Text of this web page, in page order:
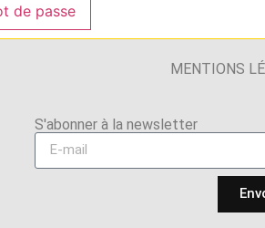
de passe
MENTIONS
S'abonner à la newsletter​